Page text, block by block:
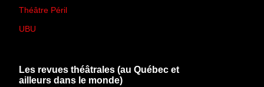
Théâtre Péril
UBU
Les revues théâtrales (au Québec et
ailleurs dans le monde)